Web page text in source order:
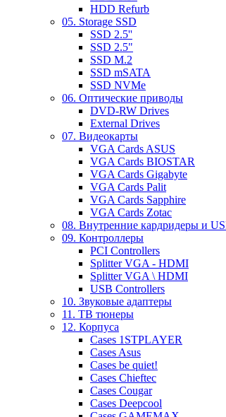
HDD Refurb
05. Storage SSD
SSD 2.5''
SSD 2.5"
SSD M.2
SSD mSATA
SSD NVMe
06. Оптические приводы
DVD-RW Drives
External Drives
07. Видеокарты
VGA Cards ASUS
VGA Cards BIOSTAR
VGA Cards Gigabyte
VGA Cards Palit
VGA Cards Sapphire
VGA Cards Zotac
08. Внутренние кардридеры и
09. Контроллеры
PCI Controllers
Splitter VGA - HDMI
Splitter VGA \ HDMI
USB Controllers
10. Звуковые адаптеры
11. ТВ тюнеры
12. Корпуса
Cases 1STPLAYER
Cases Asus
Cases be quiet!
Cases Chieftec
Cases Cougar
Cases Deepcool